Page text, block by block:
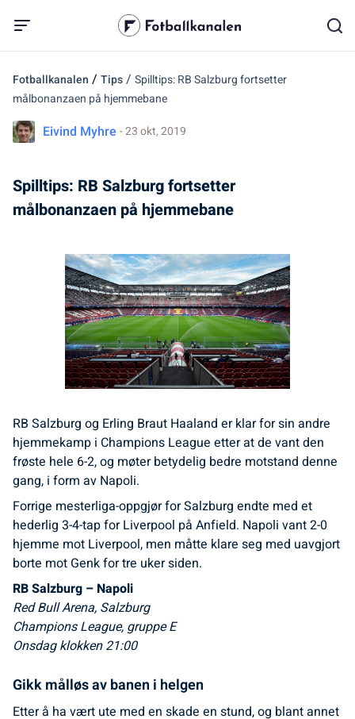
Fotballkanalen / Tips/ Spilltips: RB Salzburg fortsetter
målbonanzaen på hjemmebane
Eivind Myhre - 23 okt, 2019
Spilltips: RB Salzburg fortsetter
målbonanzaen på hjemmebane
RB Salzburg og Erling Braut Haaland er klar for sin andre
hjemmekamp i Champions League etter at de vant den
frøste hele 6-2, og møter betydelig bedre motstand denne
gang, i form av Napoli.
Forrige mesterliga-oppgjør for Salzburg endte med et
hederlig 3-4-tap for Liverpool på Anfield. Napoli vant 2-0
hjemme mot Liverpool, men måtte klare seg med uavgjort
borte mot Genk for tre uker siden.
RB Salzburg – Napoli
Red Bull Arena, Salzburg
Champions League, gruppe E
Onsdag klokken 21:00
Gikk målløs av banen i helgen
Etter å ha vært ute med en skade en stund, og blant annet